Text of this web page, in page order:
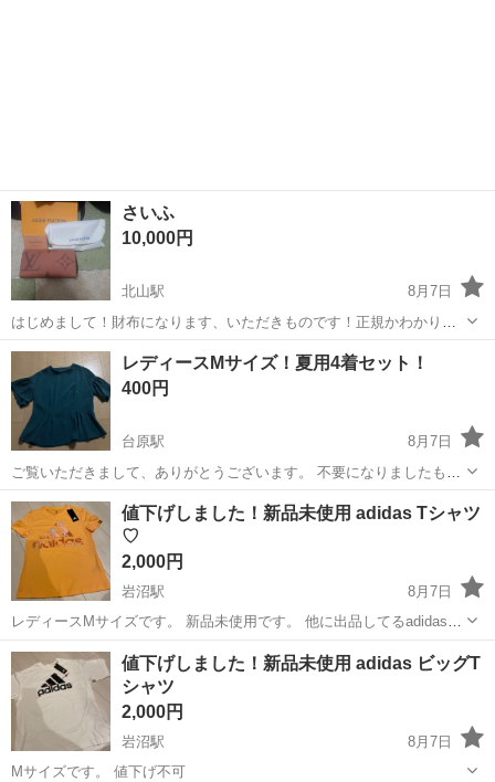
さいふ
10,000円
北山駅
8月7日
はじめまして！財布になります、いただきものです！正規かわかりま
せん！ ノークレームノーリターンでお願いします！多少値下げ可能で
す！明日18時まで
宮城 仙台市 北山駅 小物
レディースMサイズ！夏用4着セット！
400円
台原駅
8月7日
ご覧いただきまして、ありがとうございます。 不要になりましたもの
になります。 1枚目は一度も着用していないため状態は綺麗です。 他
の衣服は、使用感はありますので、ご理解頂けましたらよろしくお願
いいたします。 ホームクリー...
宮城 仙台市 台原駅 Tシャツ 衣服
値下げしました！新品未使用 adidas Tシャツ
♡
2,000円
岩沼駅
8月7日
レディースMサイズです。 新品未使用です。 他に出品してるadidasを
複数購入の方のみ、お値下げさせていただきます。
宮城 岩沼市 岩沼駅 服/ファッション adidas
値下げしました！新品未使用 adidas ビッグT
シャツ
2,000円
岩沼駅
8月7日
Mサイズです。 値下げ不可